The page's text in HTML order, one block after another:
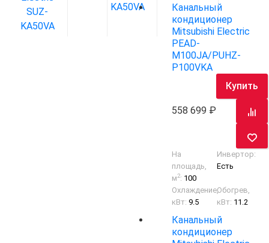
KA50VA
Канальный
кондиционер
Mitsubishi Electric
PEAD-
M100JA/PUHZ-
P100VKA
558 699
Купить
На
площадь,
м2: 100
Инвертор:
Есть
Охлаждение,
кВт:9.5
Обогрев,
кВт: 11.2
Канальный
кондиционер